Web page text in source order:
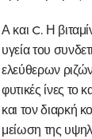
Α και C. Η
υγεία του
ελεύθερων
φυτικές ίνες το
και τον διαρκή
μείωση της